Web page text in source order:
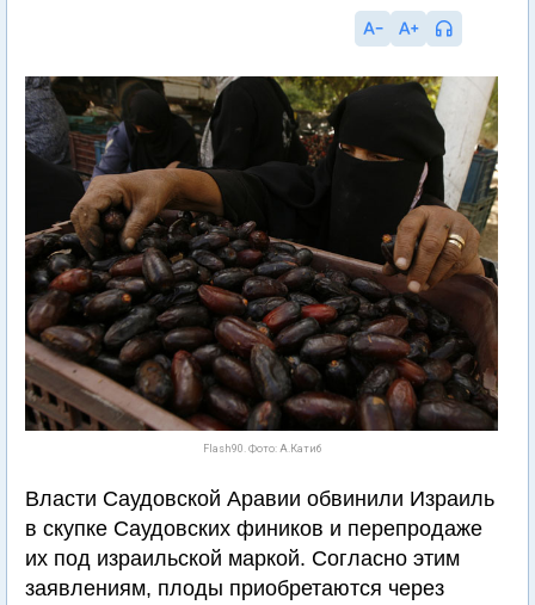
Flash90. Фото: А.Катиб
Власти Саудовской Аравии обвинили Израиль
в скупке Саудовских фиников и перепродаже
их под израильской маркой. Согласно этим
заявлениям, плоды приобретаются через